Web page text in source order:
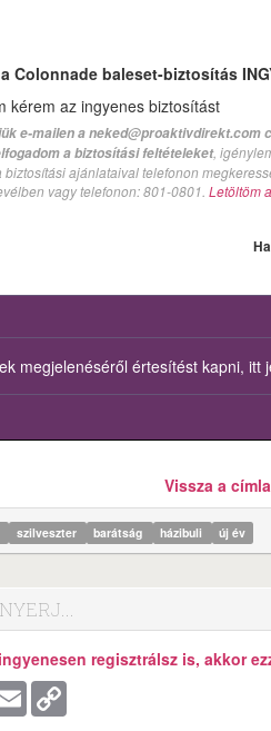
Colonnade baleset-biztosítás
kérem az ingyenes biztosítást
e-mailen a
a biztosítási feltételeket,
ajánlataival telefonon
vagy telefonon: 801-0801. Letöltöm
megjelenéséről értesítést kapni, itt
Vissza a
szilveszter barátság házibuli új év
regisztrálsz is, akkor
Email